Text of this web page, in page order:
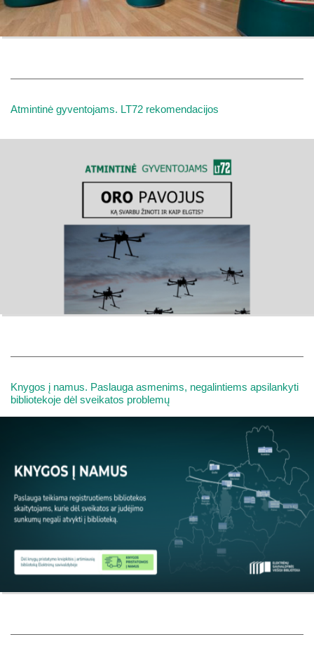
Atmintinė gyventojams. LT72 rekomendacijos
Knygos į namus. Paslauga asmenims, negalintiems apsilankyti
bibliotekoje dėl sveikatos problemų